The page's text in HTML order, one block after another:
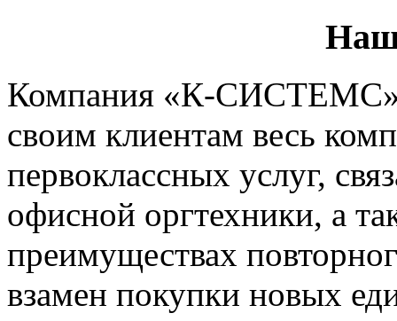
Компания «К-СИСТЕМС»
своим клиентам весь
первоклассных услуг,
офисной оргтехники, а
преимуществах
взамен покупки новых